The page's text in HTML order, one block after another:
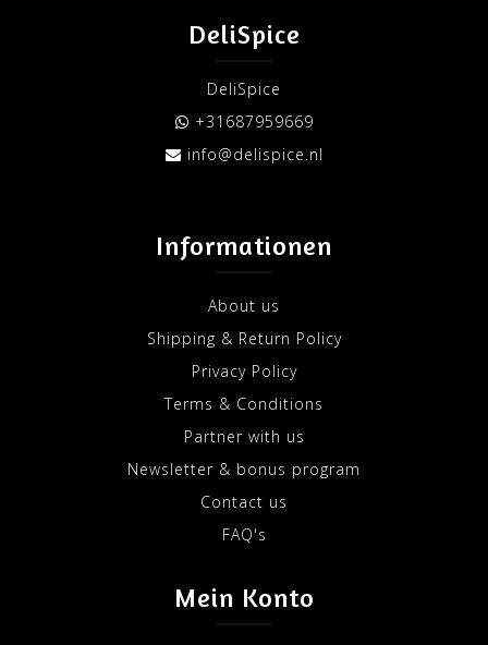
DeliSpice
DeliSpice
+31687959669
info@delispice.nl
Informationen
About us
Shipping & Return Policy
Privacy Policy
Terms & Conditions
Partner with us
Newsletter & bonus program
Contact us
FAQ's
Mein Konto